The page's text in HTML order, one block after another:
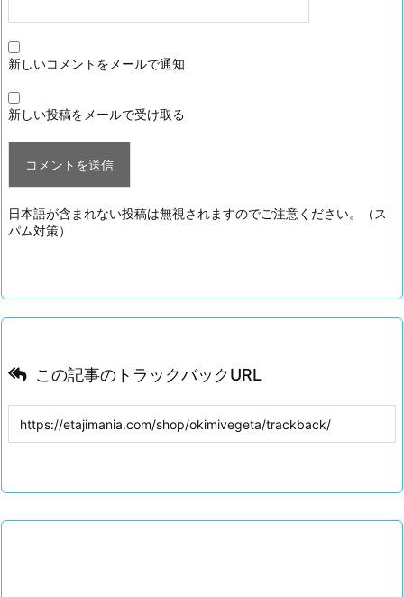
新しいコメントをメールで通知
新しい投稿をメールで受け取る
日本語が含まれない投稿は無視されますのでご注意ください。（ス
パム対策）
この記事のトラックバックURL